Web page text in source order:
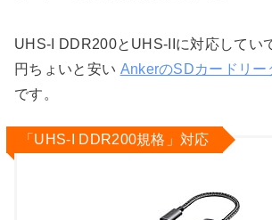
UHS-I DDR200とUHS-IIに対応してい
円ちょいと安い AnkerのSDカードリー
です。
「UHS-I DDR200規格」対応